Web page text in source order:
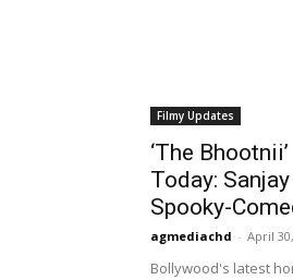
Filmy Updates
‘The
Today:
Spooky-
agmediachd - April
Bollywood's latest